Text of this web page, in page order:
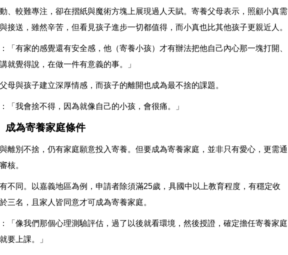
、較難專注，卻在摺紙與魔術方塊上展現過人天賦。寄養父母表示，照顧小真需
接送，雖然辛苦，但看見孩子進步一切都值得，而小真也比其他孩子更親近人。
有家的感覺還有安全感，他（寄養小孩）才有辦法把他自己內心那一塊打開、
就覺得說，在做一件有意義的事。」
母與孩子建立深厚情感，而孩子的離開也成為最不捨的課題。
我會捨不得，因為就像自己的小孩，會很痛。」
為寄養家庭條件
離別不捨，仍有家庭願意投入寄養。但要成為寄養家庭，並非只有愛心，更需通
核。
不同。以嘉義地區為例，申請者除須滿25歲，具國中以上教育程度，有穩定收
三名，且家人皆同意才可成為寄養家庭。
像我們那個心理測驗評估，過了以後就看環境，然後授證，確定擔任寄養家庭
要上課。」